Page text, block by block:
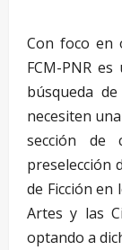
Con foco en
FCM-PNR
búsqueda
necesiten
sección de
preselección
de Ficción en
Artes y las
optando a